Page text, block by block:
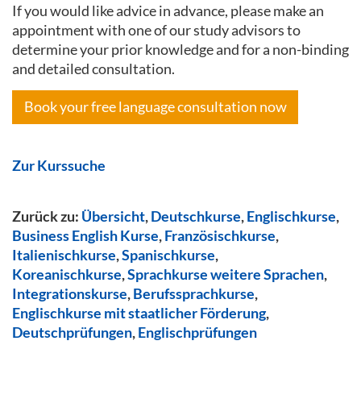
If you would like advice in advance, please make an
appointment with one of our study advisors to
determine your prior knowledge and for a non-binding
and detailed consultation.
Book your free language consultation now
Zur Kurssuche
Zurück zu: Übersicht,Deutschkurse,Englischkurse,
Business English Kurse,Französischkurse,
Italienischkurse,Spanischkurse,
Koreanischkurse,Sprachkurse weitere Sprachen,
Integrationskurse,Berufssprachkurse,
Englischkurse mit staatlicher Förderung,
Deutschprüfungen,Englischprüfungen